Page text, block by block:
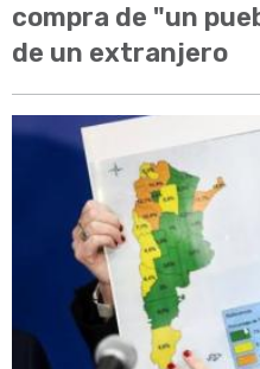
compra de "un
de un extranjero